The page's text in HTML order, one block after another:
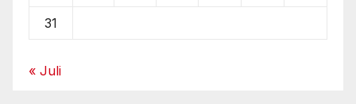
31
« Juli